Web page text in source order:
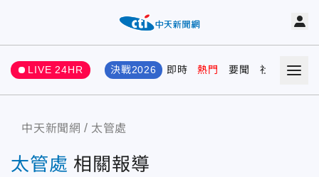
LIVE 24HR 決戰2026 即時 熱門 要聞 社會 娛樂
中天新聞網 太管處
太管處 相關報導